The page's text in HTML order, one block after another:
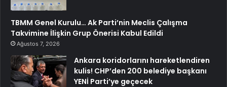
TBMM Genel Kurulu… Ak Parti’nin Meclis Çalışma
Takvimine İlişkin Grup Önerisi Kabul Edildi
Ağustos 7, 2026
Ankara koridorlarını hareketlendiren
kulis! CHP’den 200 belediye başkanı
YENİ Parti’ye geçecek